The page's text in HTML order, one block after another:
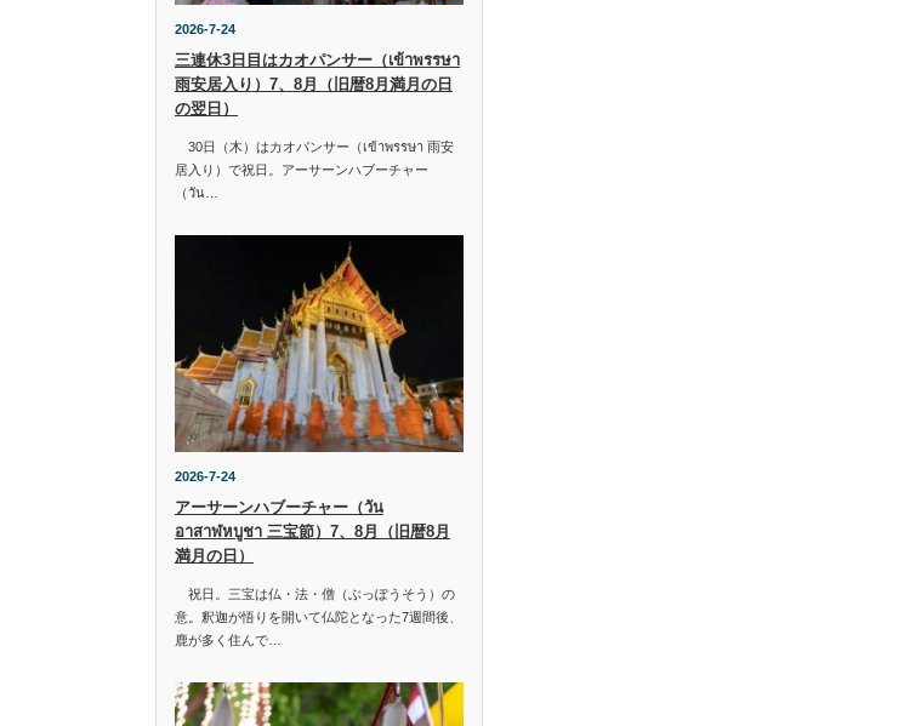
2026-7-24
三連休3日目はカオパンサー（เข้าพรรษา
雨安居入り）7、8月（旧暦8月満月の日
の翌日）
30日（木）はカオパンサー（เข้าพรรษา 雨安
居入り）で祝日。アーサーンハブーチャー
（วัน…
2026-7-24
アーサーンハブーチャー（วัน
อาสาฬหบูชา 三宝節）7、8月（旧暦8月
満月の日）
祝日。三宝は仏・法・僧（ぶっぽうそう）の
意。釈迦が悟りを開いて仏陀となった7週間後、
鹿が多く住んで…